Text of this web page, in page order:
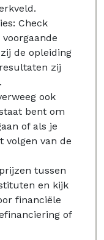
Check
de opleiding
zij
ook
bent om
of als je
van de
tussen
en kijk
financiële
of